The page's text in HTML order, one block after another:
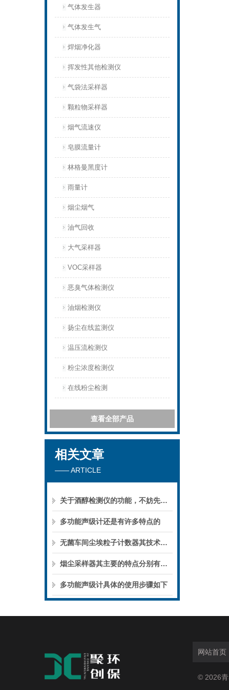
气体发生器
气体发生气
焊烟净化器
挥发性其他检测仪
气袋法采样器
颗粒物采样器
烟气流速仪
皂膜流量计
林格曼黑度计
雨量计
烟尘烟气
油气回收
大气采样器
VOC采样器
恶臭气体检测仪
油烟检测仪
扬尘在线监测仪
温压流检测仪
粉尘浓度检测仪
在线粉尘检测
查看全部产品
相关文章
—— ARTICLE
关于酒醇检测仪的功能，不妨先看看下文！
多功能声级计还是有许多特点的
无菌车间尘埃粒子计数器其技术特点体现在哪几方面呢？
烟尘采样器其主要的特点分别有哪些呢？
多功能声级计具体的使用步骤如下
网站首页
© 2026